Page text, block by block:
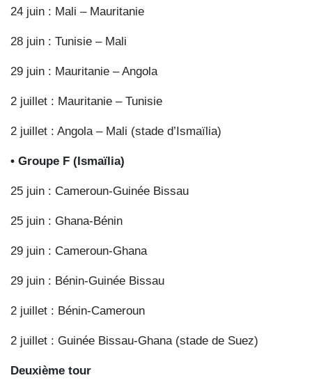
24 juin : Mali – Mauritanie
28 juin : Tunisie – Mali
29 juin : Mauritanie – Angola
2 juillet : Mauritanie – Tunisie
2 juillet : Angola – Mali (stade d’Ismaïlia)
• Groupe F (Ismaïlia)
25 juin : Cameroun-Guinée Bissau
25 juin : Ghana-Bénin
29 juin : Cameroun-Ghana
29 juin : Bénin-Guinée Bissau
2 juillet : Bénin-Cameroun
2 juillet : Guinée Bissau-Ghana (stade de Suez)
Deuxième tour